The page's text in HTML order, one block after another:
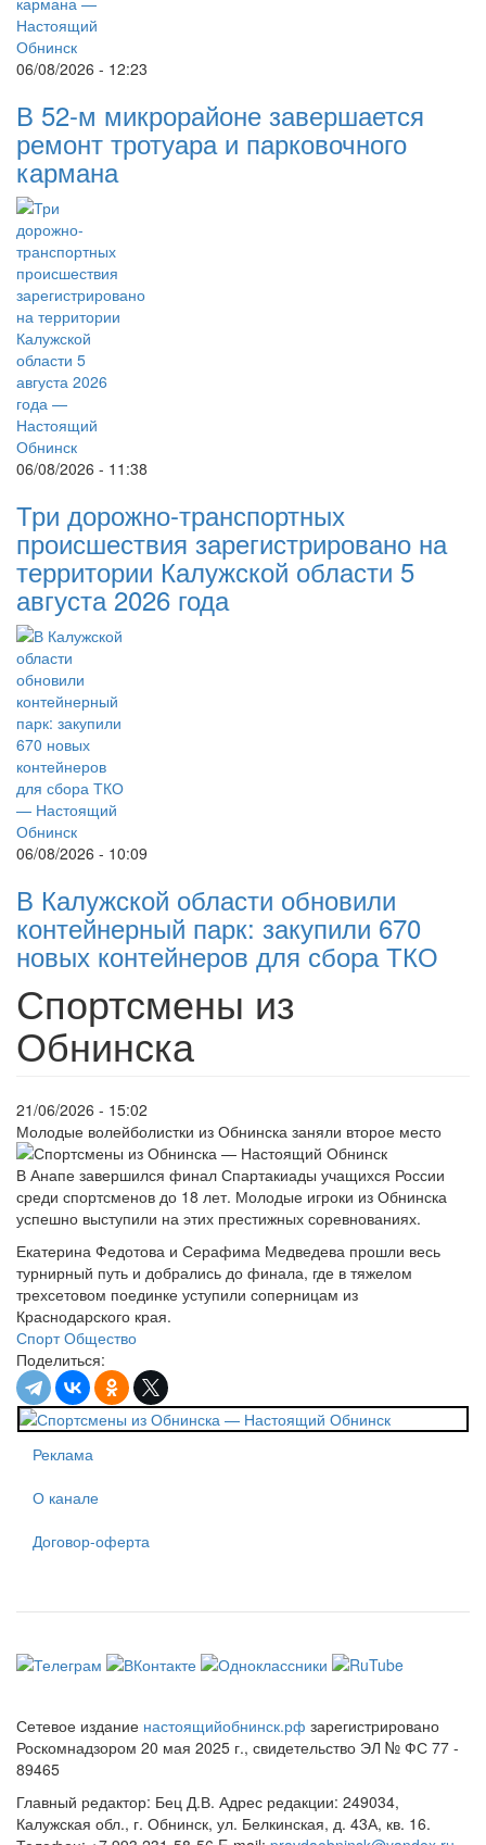
06/08/2026 - 12:23
В 52-м микрорайоне завершается
ремонт тротуара и парковочного
кармана
06/08/2026 - 11:38
Три дорожно-транспортных
происшествия зарегистрировано на
территории Калужской области 5
августа 2026 года
06/08/2026 - 10:09
В Калужской области обновили
контейнерный парк: закупили 670
новых контейнеров для сбора ТКО
Спортсмены из
Обнинска
21/06/2026 - 15:02
Молодые волейболистки из Обнинска заняли второе место
В Анапе завершился финал Спартакиады учащихся России
среди спортсменов до 18 лет. Молодые игроки из Обнинска
успешно выступили на этих престижных соревнованиях.
Екатерина Федотова и Серафима Медведева прошли весь
турнирный путь и добрались до финала, где в тяжелом
трехсетовом поединке уступили соперницам из
Краснодарского края.
Спорт Общество
Поделиться:
Реклама
О канале
Договор-оферта
Сетевое издание настоящийобнинск.рф зарегистрировано
Роскомнадзором 20 мая 2025 г., свидетельство ЭЛ № ФС 77 -
89465
Главный редактор: Бец Д.В. Адрес редакции: 249034,
Калужская обл., г. Обнинск, ул. Белкинская, д. 43А, кв. 16.